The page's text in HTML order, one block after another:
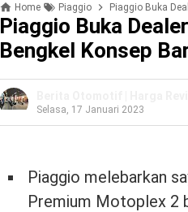
Home Piaggio Piaggio Buka
Piaggio Buka
Bengkel Konsep
Selasa, 17 Januari 2023
Piaggio melebarkan
Premium Motoplex 2